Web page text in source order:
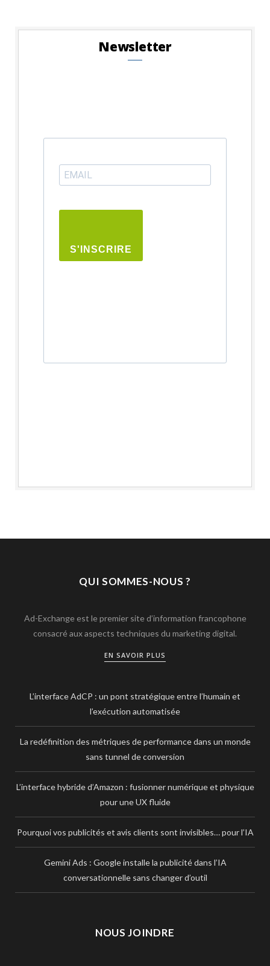
Newsletter
S'INSCRIRE
QUI SOMMES-NOUS ?
Ad-Exchange est le premier site d’information francophone
consacré aux aspects techniques du marketing digital.
EN SAVOIR PLUS
L’interface AdCP : un pont stratégique entre l’humain et
l’exécution automatisée
La redéfinition des métriques de performance dans un monde
sans tunnel de conversion
L’interface hybride d’Amazon : fusionner numérique et physique
pour une UX fluide
Pourquoi vos publicités et avis clients sont invisibles… pour l’IA
Gemini Ads : Google installe la publicité dans l’IA
conversationnelle sans changer d’outil
NOUS JOINDRE